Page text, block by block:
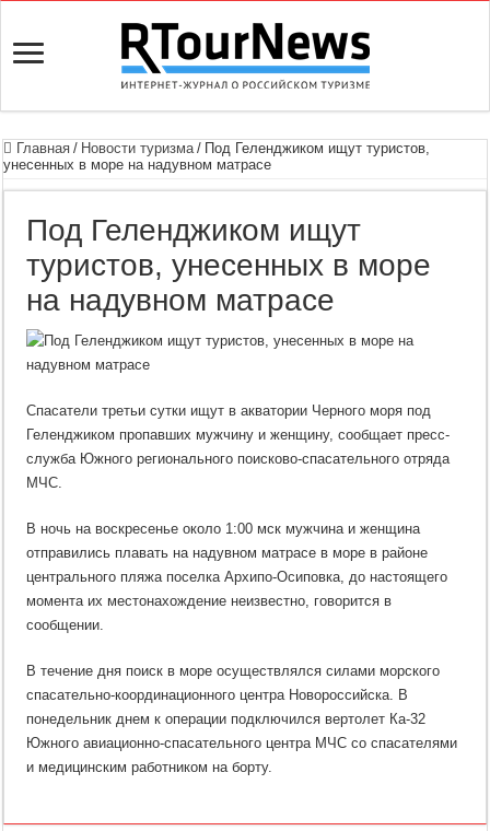
Главная / Новости туризма / Под Геленджиком ищут туристов,
унесенных в море на надувном матрасе
Под Геленджиком ищут
туристов, унесенных в море
на надувном матрасе
Спасатели третьи сутки ищут в акватории Черного моря под
Геленджиком пропавших мужчину и женщину, сообщает пресс-
служба Южного регионального поисково-спасательного отряда
МЧС.
В ночь на воскресенье около 1:00 мск мужчина и женщина
отправились плавать на надувном матрасе в море в районе
центрального пляжа поселка Архипо-Осиповка, до настоящего
момента их местонахождение неизвестно, говорится в
сообщении.
В течение дня поиск в море осуществлялся силами морского
спасательно-координационного центра Новороссийска. В
понедельник днем к операции подключился вертолет Ка-32
Южного авиационно-спасательного центра МЧС со спасателями
и медицинским работником на борту.